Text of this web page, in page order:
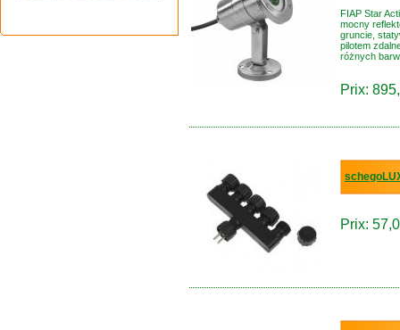
FIAP Star
mocny
gruncie,
pilotem
różnych
Prix:
Prix: